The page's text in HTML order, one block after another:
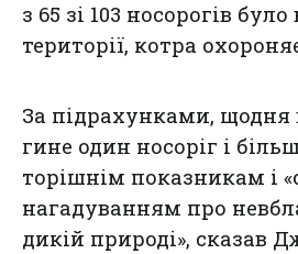
з 65 зі 103 носорогів
території, котра
За підрахунками, щодня
гине один носоріг і
торішнім показникам і
нагадуванням про
дикій природі», сказав